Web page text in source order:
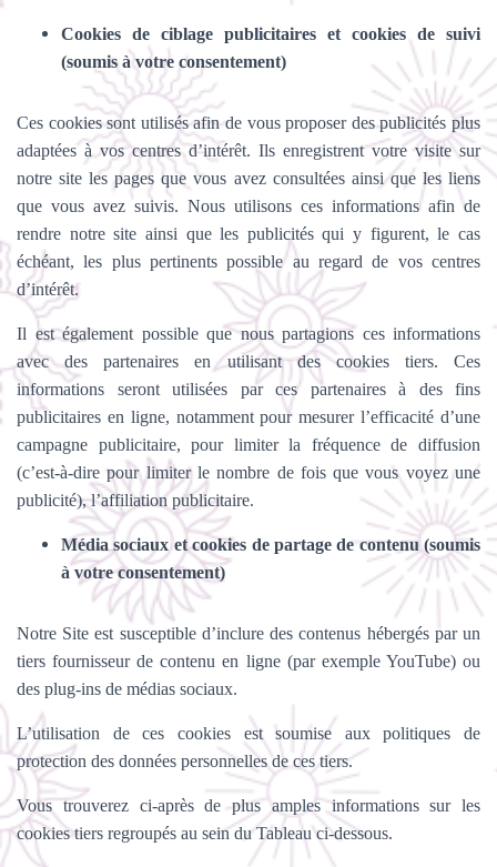
Cookies de ciblage publicitaires et cookies de suivi
(soumis à votre consentement)
Ces cookies sont utilisés afin de vous proposer des publicités plus
adaptées à vos centres d’intérêt. Ils enregistrent votre visite sur
notre site les pages que vous avez consultées ainsi que les liens
que vous avez suivis. Nous utilisons ces informations afin de
rendre notre site ainsi que les publicités qui y figurent, le cas
échéant, les plus pertinents possible au regard de vos centres
d’intérêt.
Il est également possible que nous partagions ces informations
avec des partenaires en utilisant des cookies tiers. Ces
informations seront utilisées par ces partenaires à des fins
publicitaires en ligne, notamment pour mesurer l’efficacité d’une
campagne publicitaire, pour limiter la fréquence de diffusion
(c’est-à-dire pour limiter le nombre de fois que vous voyez une
publicité), l’affiliation publicitaire.
Média sociaux et cookies de partage de contenu (soumis
à votre consentement)
Notre Site est susceptible d’inclure des contenus hébergés par un
tiers fournisseur de contenu en ligne (par exemple YouTube) ou
des plug-ins de médias sociaux.
L’utilisation de ces cookies est soumise aux politiques de
protection des données personnelles de ces tiers.
Vous trouverez ci-après de plus amples informations sur les
cookies tiers regroupés au sein du Tableau ci-dessous.